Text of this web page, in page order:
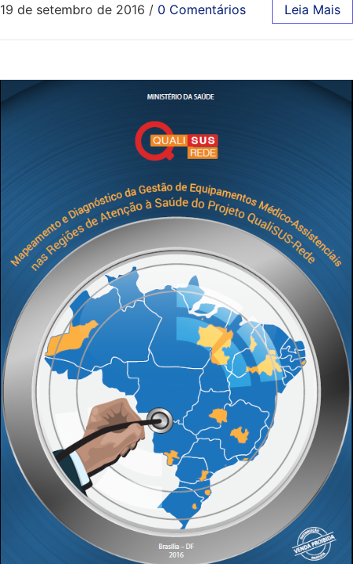
19 de setembro de 2016 / 0 Comentários Leia Mais